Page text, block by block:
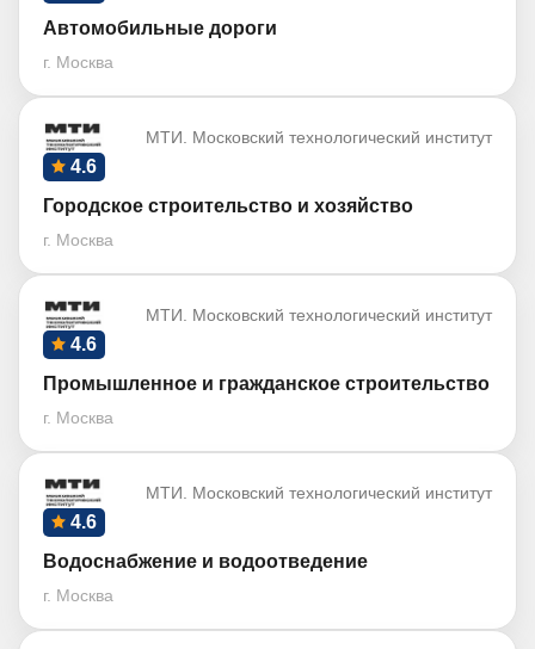
Автомобильные дороги
г. Москва
МТИ. Московский технологический институт
4.6
Городское строительство и хозяйство
г. Москва
МТИ. Московский технологический институт
4.6
Промышленное и гражданское строительство
г. Москва
МТИ. Московский технологический институт
4.6
Водоснабжение и водоотведение
г. Москва